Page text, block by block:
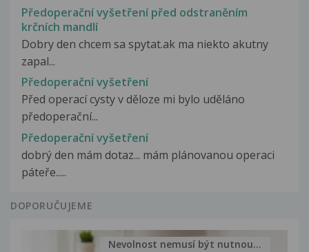
Předoperační vyšetření před odstraněním
krčních mandlí
Dobry den chcem sa spytat.ak ma niekto akutny
zapal...
Předoperační vyšetření
Před operací cysty v děloze mi bylo uděláno
předoperační...
Předoperační vyšetření
dobrý den mám dotaz... mám plánovanou operaci
páteře.....
DOPORUČUJEME
Nevolnost nemusí být nutnou...